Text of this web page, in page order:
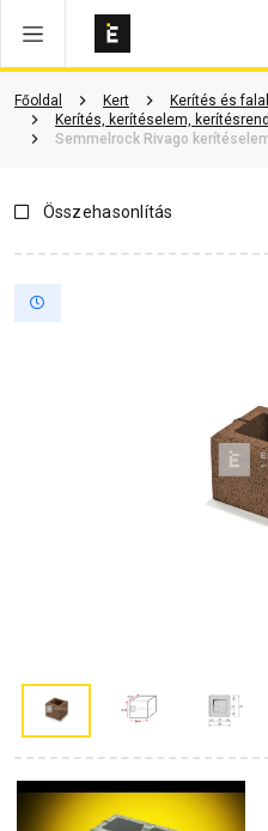
Főoldal Kert
Kerítés és
Kerítés, kerítéselem,
Semmelrock Rivago
Vásárlói vélemények
Összehasonlítás